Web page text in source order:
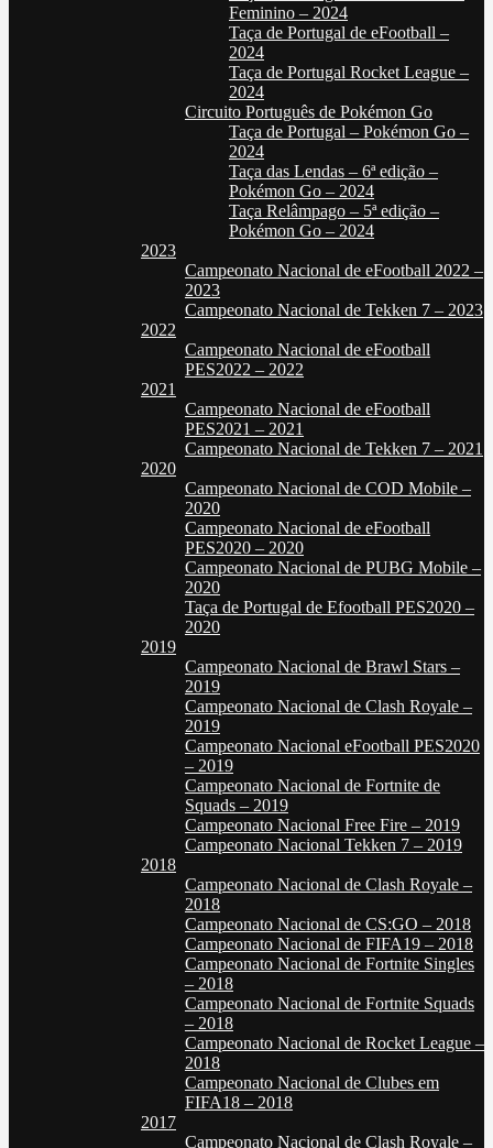
Feminino – 2024
Taça de Portugal de eFootball –
2024
Taça de Portugal Rocket League –
2024
Circuito Português de Pokémon Go
Taça de Portugal – Pokémon Go –
2024
Taça das Lendas – 6ª edição –
Pokémon Go – 2024
Taça Relâmpago – 5ª edição –
Pokémon Go – 2024
2023
Campeonato Nacional de eFootball 2022 –
2023
Campeonato Nacional de Tekken 7 – 2023
2022
Campeonato Nacional de eFootball
PES2022 – 2022
2021
Campeonato Nacional de eFootball
PES2021 – 2021
Campeonato Nacional de Tekken 7 – 2021
2020
Campeonato Nacional de COD Mobile –
2020
Campeonato Nacional de eFootball
PES2020 – 2020
Campeonato Nacional de PUBG Mobile –
2020
Taça de Portugal de Efootball PES2020 –
2020
2019
Campeonato Nacional de Brawl Stars –
2019
Campeonato Nacional de Clash Royale –
2019
Campeonato Nacional eFootball PES2020
– 2019
Campeonato Nacional de Fortnite de
Squads – 2019
Campeonato Nacional Free Fire – 2019
Campeonato Nacional Tekken 7 – 2019
2018
Campeonato Nacional de Clash Royale –
2018
Campeonato Nacional de CS:GO – 2018
Campeonato Nacional de FIFA19 – 2018
Campeonato Nacional de Fortnite Singles
– 2018
Campeonato Nacional de Fortnite Squads
– 2018
Campeonato Nacional de Rocket League –
2018
Campeonato Nacional de Clubes em
FIFA18 – 2018
2017
Campeonato Nacional de Clash Royale –